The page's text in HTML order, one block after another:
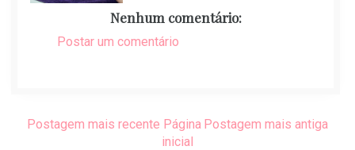
Nenhum comentário:
Postar um comentário
Postagem mais recente Postagem mais antiga
Página
inicial